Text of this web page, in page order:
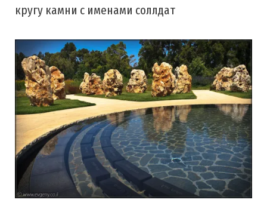
кругу камни с именами соллдат